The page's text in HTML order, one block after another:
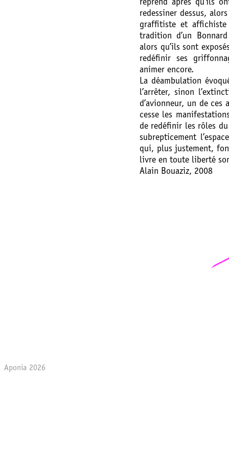
reprend après qu’ils
redessiner dessus,
graffitiste et affichiste
tradition d’un
alors qu’ils sont
redéfinir ses
animer encore.
La déambulation
l’arrêter, sinon
d’avionneur, un de ces
cesse les
de redéfinir les rôles
subrepticement
qui, plus justement,
livre en toute liberté
Alain Bouaziz, 2008
Aponia 2026